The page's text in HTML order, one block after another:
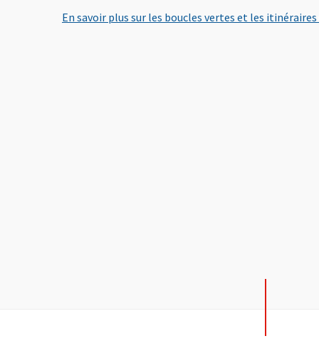
En savoir plus sur les boucles vertes et les